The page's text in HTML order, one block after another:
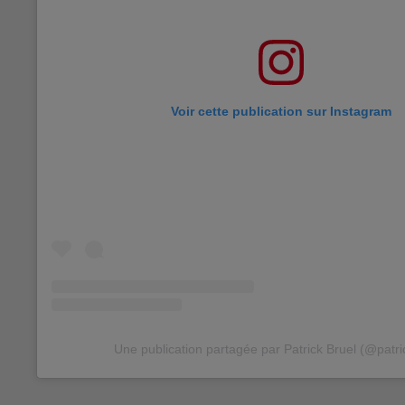
Voir cette publication sur Instagram
Une publication partagée par Patrick Bruel